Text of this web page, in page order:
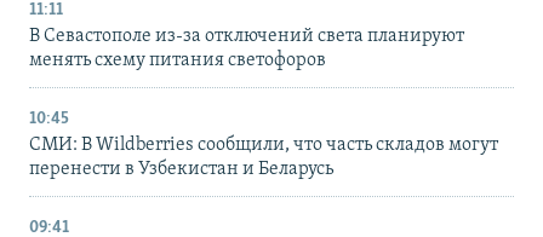
11:11
В Севастополе из-за отключений света планируют
менять схему питания светофоров
10:45
СМИ: В Wildberries сообщили, что часть складов могут
перенести в Узбекистан и Беларусь
09:41